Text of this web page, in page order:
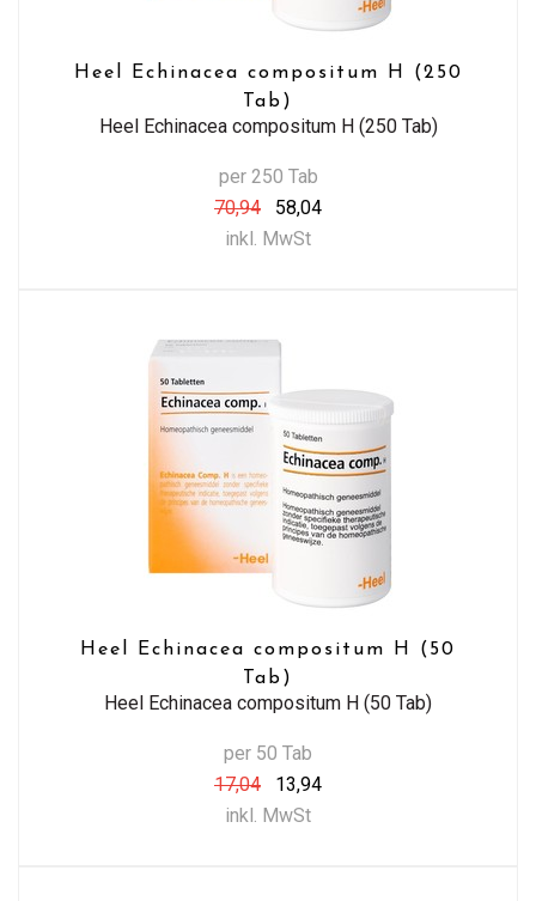
Heel Echinacea compositum H (250
Tab)
Heel Echinacea compositum H (250 Tab)
per 250 Tab
70,94
58,04
inkl. MwSt
Heel Echinacea compositum H (50
Tab)
Heel Echinacea compositum H (50 Tab)
per 50 Tab
17,04
13,94
inkl. MwSt